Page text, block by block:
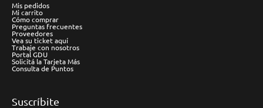
Mis pedidos
Mi carrito
Cómo comprar
Preguntas frecuentes
Proveedores
Vea su ticket aquí
Trabaje con nosotros
Portal GDU
Solicitá la Tarjeta Más
Consulta de Puntos
Suscríbite